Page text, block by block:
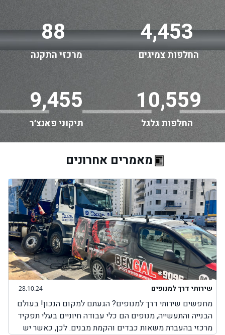
88
מרכזי התקנה
4,453
החלפות צמיגים
9,455
תיקוני פאנצ׳ר
10,559
החלפות גלגל
מאמרים אחרונים
28.10.24 שירותי דרך למנופים
מחפשים שירותי דרך למנופים? הגעתם למקום הנכון! בעולם
הבנייה והתעשייה, מנופים הם כלי עבודה חיוניים בעלי תפקיד
מרכזי בהעברת משאות כבדים והקמת מבנים. לכן, כאשר יש